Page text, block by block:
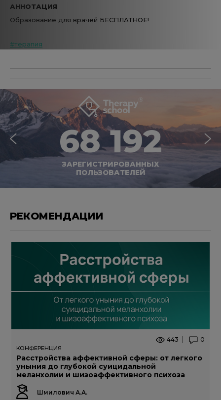
АННОТАЦИЯ
Образование для врачей БЕСПЛАТНОЕ!
#терапия
68 192
ЗАРЕГИСТРИРОВАННЫХ
ПОЛЬЗОВАТЕЛЕЙ
РЕКОМЕНДАЦИИ
443 0
КОНФЕРЕНЦИЯ
Расстройства аффективной сферы: от легкого
уныния до глубокой суицидальной
меланхолии и шизоаффективного психоза
Шмилович А.А.